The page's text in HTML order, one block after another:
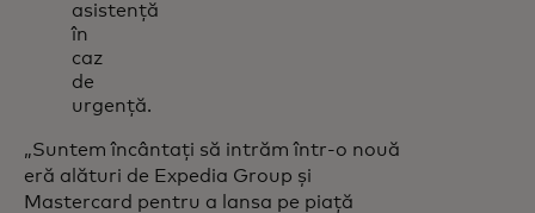
asistență
în
caz
de
urgență.
„Suntem încântați să intrăm într-o nouă
eră alături de Expedia Group și
Mastercard pentru a lansa pe piață